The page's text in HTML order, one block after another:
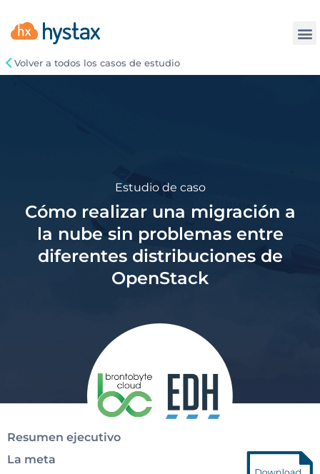
Volver a todos los casos de estudio
Estudio de caso
Cómo realizar una migración a
la nube sin problemas entre
diferentes distribuciones de
OpenStack
Resumen ejecutivo
La meta